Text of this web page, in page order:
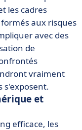
les cadres
aux risques
avec des
de
vraiment
s'exposent.
et
efficace, les